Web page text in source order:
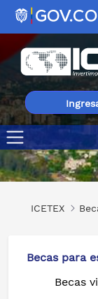
Diploma de
ICETEX
Becas para
Becas